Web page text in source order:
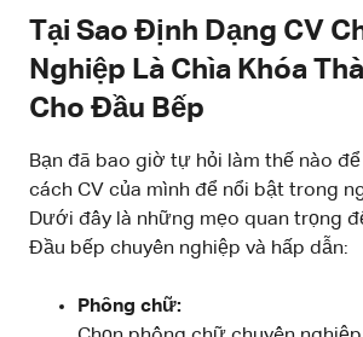
Tại Sao Định Dạng CV
Nghiệp Là Chìa Khóa
Cho Đầu Bếp
Bạn đã bao giờ tự hỏi làm thế nào
cách CV của mình để nổi bật trong
Dưới đây là những mẹo quan trọng
Đầu bếp chuyên nghiệp và hấp dẫn:
Phông chữ: